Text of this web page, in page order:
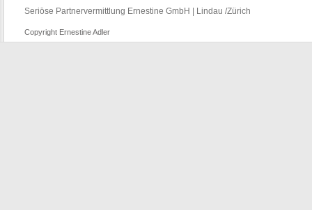
Seriöse Partnervermittlung Ernestine GmbH | Lindau /Zürich
Copyright Ernestine Adler